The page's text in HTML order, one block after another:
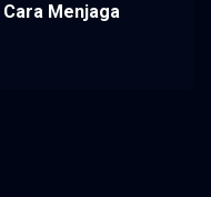
Menjaga